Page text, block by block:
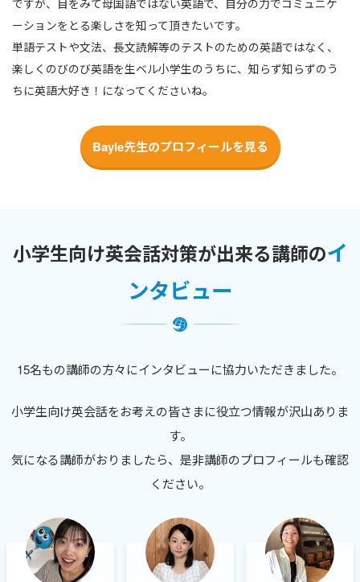
ですが、目をみて母国語ではない英語で、自分の力でコミュニケ
ーションをとる楽しさを知って頂きたいです。
単語テストや文法、長文読解等のテストのための英語ではなく、
楽しくのびのび英語を生ベル小学生のうちに、知らず知らずのう
ちに英語大好き！になってくださいね。
Bayle先生のプロフィールを見る
小学生向け英会話対策が出来る講師のイ
ンタビュー
15名もの講師の方々にインタビューに協力いただきました。
小学生向け英会話をお考えの皆さまに役立つ情報が沢山ありま
す。
気になる講師がおりましたら、是非講師のプロフィールも確認
ください。